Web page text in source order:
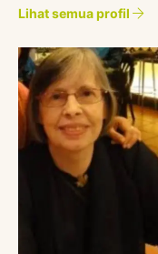
Lihat semua profil